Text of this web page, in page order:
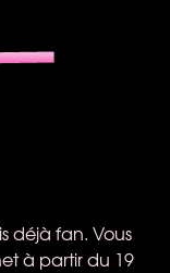
déjà fan. Vous
à partir du 19